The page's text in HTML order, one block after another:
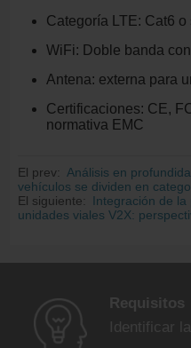
Categoría LTE: Cat6 o
WiFi: Doble banda
Antena: externa para
Certificaciones: CE,
normativa EMC
El prev:
Análisis en
vehículos se dividen en
El siguiente:
Integración de
unidades viales V2X:
Requisitos
Identificar